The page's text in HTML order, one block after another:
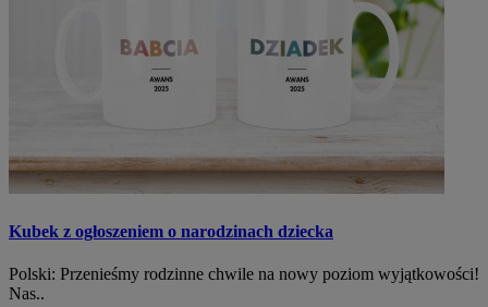
Kubek z ogłoszeniem o narodzinach dziecka
Polski: Przenieśmy rodzinne chwile na nowy poziom wyjątkowości!
Nas..